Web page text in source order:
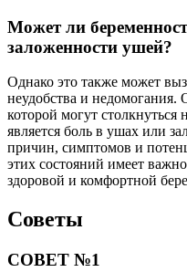
Может ли
заложенности ушей?
Однако это также может
неудобства и недомогания.
которой могут
является боль в ушах или
причин, симптомов и
этих состояний имеет
здоровой и комфортной
Советы
СОВЕТ №1